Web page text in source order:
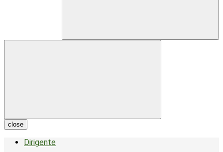
close
Dirigente